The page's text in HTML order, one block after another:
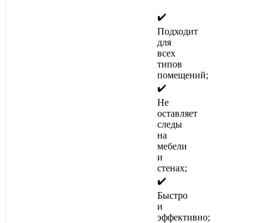
✔️
Подходит
для
всех
типов
помещений;
✔️
Не
оставляет
следы
на
мебели
и
стенах;
✔️
Быстро
и
эффективно;